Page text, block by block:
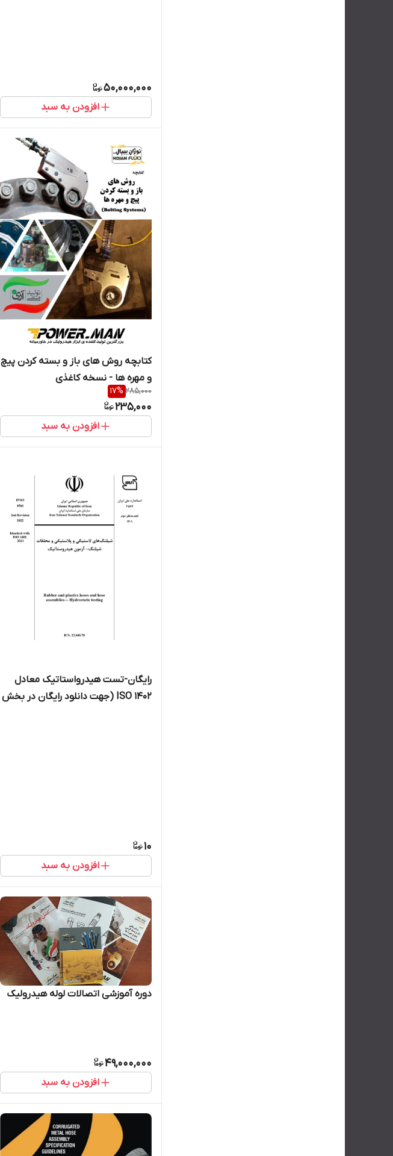
50,000,000
افزودن به سبد
کتابچه روش های باز و بسته کردن پیچ
و مهره ها - نسخه کاغذی
285,000
17%
235,000
افزودن به سبد
رایگان-تست هیدرواستاتیک معادل
ISO 1402 (جهت دانلود رایگان در بخش
10
افزودن به سبد
دوره آموزشی اتصالات لوله هیدرولیک
49,000,000
افزودن به سبد